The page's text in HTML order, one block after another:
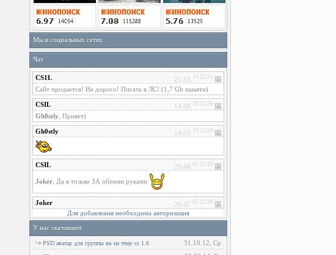
Мы в социальных сетях
Чат
Для добавления необходима авторизация
У нас скачивают
31.10.12, Ср
PSD аватар для группы вк на тему cs 1.6